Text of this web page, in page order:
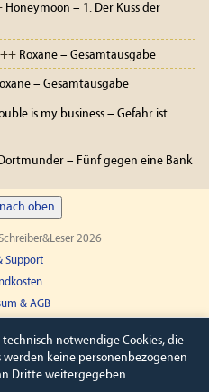
Honeymoon – 1. Der Kuss der
Roxane – Gesamtausgabe
– Gesamtausgabe
is my business – Gefahr ist
Dortmunder – Fünf gegen eine Bank
oben
2026
Support
& AGB
notwendige Cookies, die
keine personenbezogenen
Dritte weitergegeben.